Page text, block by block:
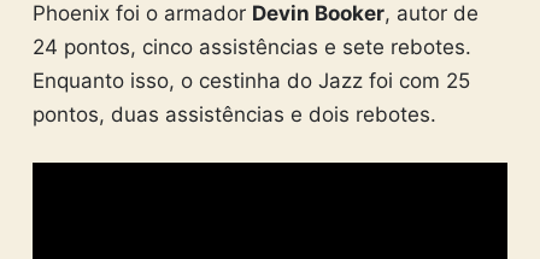
Phoenix foi o armador Devin Booker, autor de
24 pontos, cinco assistências e sete rebotes.
Enquanto isso, o cestinha do Jazz foi com 25
pontos, duas assistências e dois rebotes.